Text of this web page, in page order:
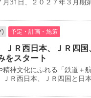
) 予定・計画・施策
ＪＲ西日本、ＪＲ四
をスタート
神文化にふれる「鉄道＋
Ｒ西日本、ＪＲ四国と日